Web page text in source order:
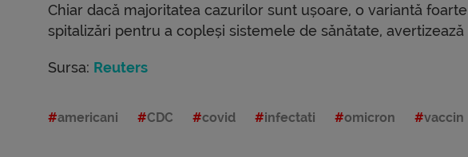
Chiar dacă majoritatea cazurilor sunt ușoare, o variantă
spitalizări pentru a copleși sistemele de sănătate, avertizează
Sursa: Reuters
americani CDC covid infectati omicron vaccin